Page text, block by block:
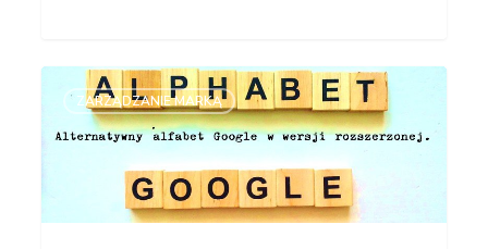
Google
Alphabet
alternatywny
ZARZĄDZANIE MARKĄ